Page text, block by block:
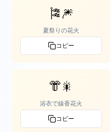
🎏🎆
夏祭りの花火
コピー
👘🎇
浴衣で線香花火
コピー